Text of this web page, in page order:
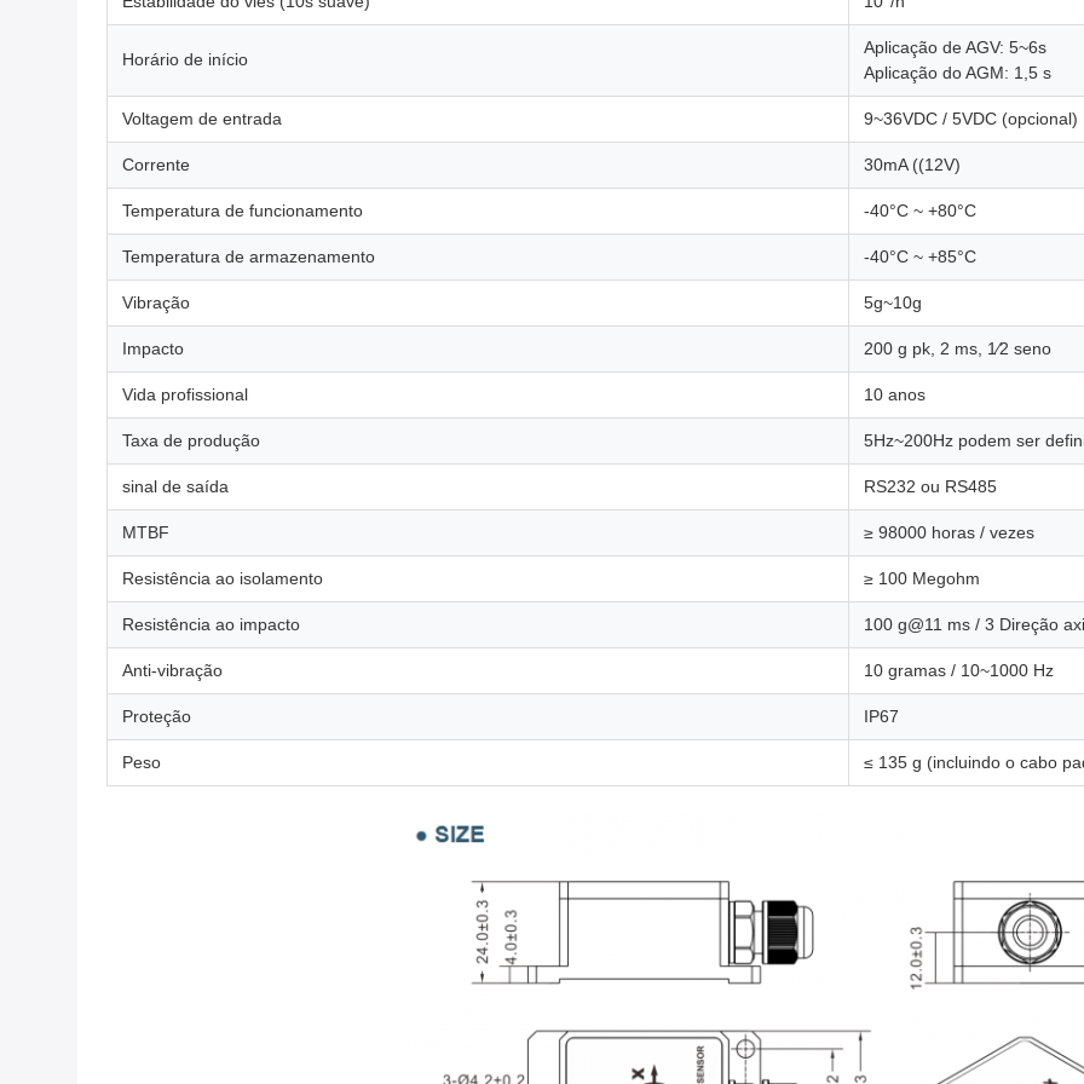
Horário de início
Aplicação de AGV: 5~6s
Aplicação do AGM: 1,5 s
Voltagem de entrada 9~36VDC / 5VDC (opcional)
Corrente 30mA ((12V)
Temperatura de funcionamento -40°C ~ +80°C
Temperatura de armazenamento -40°C ~ +85°C
Vibração 5g~10g
Impacto 200 g pk, 2 ms, 1⁄2 seno
Vida profissional 10 anos
Taxa de produção 5Hz~200Hz podem ser
sinal de saída RS232 ou RS485
MTBF ≥ 98000 horas / vezes
Resistência ao isolamento ≥ 100 Megohm
Resistência ao impacto 100 g@11 ms / 3 Direção
Anti-vibração 10 gramas / 10~1000 Hz
Proteção IP67
Peso ≤ 135 g (incluindo o cabo